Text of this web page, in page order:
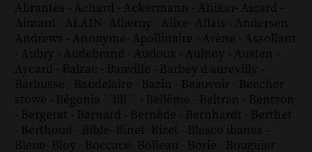
Abrantès - Achard - Ackermann - Ahikar- Aicard -
Aimard - ALAIN- Alberny - Alixe- Allais - Andersen -
Andrews - Anonyme- Apollinaire - Arène - Assollant
- Aubry - Audebrand - Audoux - Aulnoy - Austen -
Aycard - Balzac - Banville - Barbey d aurevilly -
Barbusse - Baudelaire - Bazin - Beauvoir - Beecher
stowe - Bégonia ´´lili´´ - Bellême - Beltran - Bentzon
- Bergerat - Bernard - Bernède - Bernhardt - Berthet
- Berthoud - Bible- Binet- Bizet - Blasco ibanez -
Bleue- Bloy - Boccace- Boileau - Borie - Bouguier -